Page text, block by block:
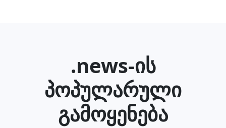
.news-ის
პოპულარული
გამოყენება